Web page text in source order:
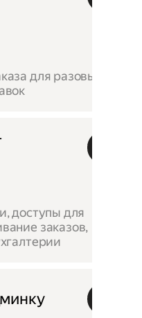
для разовых
доступы для
заказов,